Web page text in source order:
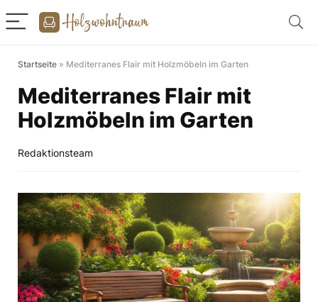
Startseite » Mediterranes Flair mit Holzmöbeln im Garten
Mediterranes Flair mit
Holzmöbeln im Garten
Redaktionsteam